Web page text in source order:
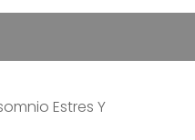
Estres Y